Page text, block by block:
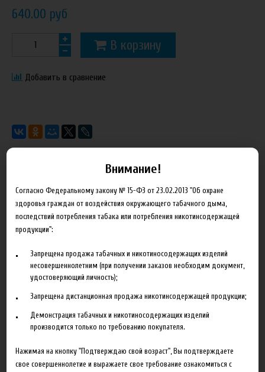
640.00 руб
В корзину
Добавить в сравнение
Объем
120 мл
Концентрация
Сопутствующие товары
Внимание!
Согласно Федеральному закону № 15-ФЗ от 23.02.2013 "Об охране
здоровья граждан от воздействия окружающего табачного дыма,
последствий потребления табака или потребления никотинсодержащей
продукции":
Запрещена продажа табачных и никотиносодержащих изделий
несовершеннолетним (при получении заказов необходим документ,
удостоверяющий личность);
Запрещена дистанционная продажа никотинсодержащей продукции;
Демонстрация табачных и никотиносодержащих изделий
производится только по требованию покупателя.
Нажимая на кнопку "Подтверждаю свой возраст", Вы подтверждаете
свое совершеннолетие и выражаете свое требование ознакомиться с